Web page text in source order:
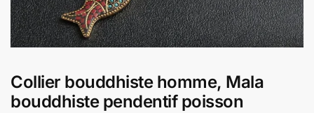
Collier bouddhiste homme, Mala
bouddhiste pendentif poisson